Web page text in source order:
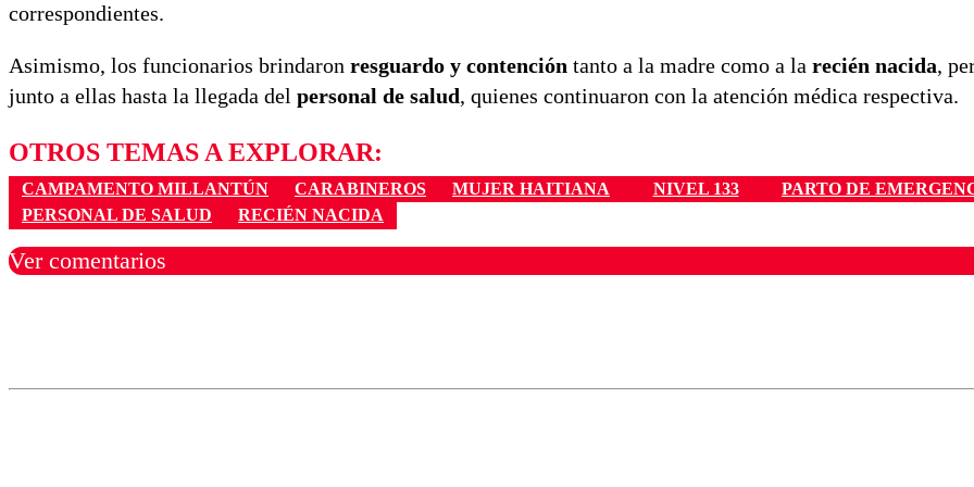
correspondientes.
Asimismo, los funcionarios brindaron resguardo y contención tanto a la madre como a la recién nacida,
junto a ellas hasta la llegada del personal de salud, quienes continuaron con la atención médica respectiva.
OTROS TEMAS A EXPLORAR:
CAMPAMENTO MILLANTÚN CARABINEROS MUJER HAITIANA NIVEL 133
PARTO DE
PERSONAL DE SALUD
RECIÉN NACIDA
Ver comentarios